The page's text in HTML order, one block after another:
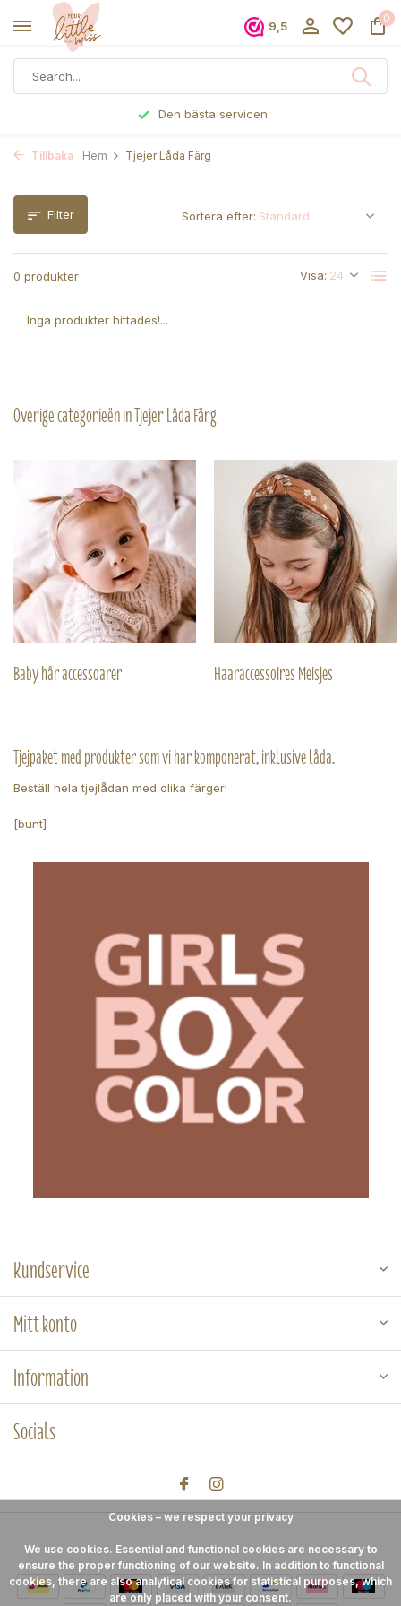
9,5
0
Den bästa servicen
Tillbaka Hem Tjejer Låda Färg
Filter
0 produkter Visa:
Sortera efter:
Inga produkter hittades!...
Overige categorieën in Tjejer Låda Färg
Baby hår accessoarer Haaraccessoires Meisjes
Tjejpaket med produkter som vi har komponerat, inklusive låda.
Beställ hela tjejlådan med olika färger!
[bunt]
Kundservice
Mitt konto
Information
Socials
Cookies – we respect your privacy
We use cookies. Essential and functional cookies are necessary to
ensure the proper functioning of our website. In addition to functional
cookies, there are also analytical cookies for statistical purposes, which
are only placed with your consent.